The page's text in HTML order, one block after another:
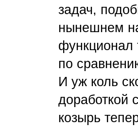
задач,
нынешнем
функционал
по
И уж коль
доработкой
козырь